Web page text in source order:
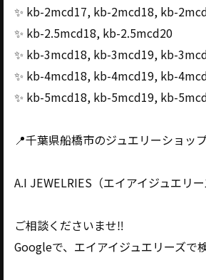
✨ kb-2mcd17, kb-2mcd18, kb-
✨ kb-2.5mcd18, kb-2.5mcd20
✨ kb-3mcd18, kb-3mcd19, kb-
✨ kb-4mcd18, kb-4mcd19, kb-
✨ kb-5mcd18, kb-5mcd19, kb-
📍千葉県船橋市のジュエリーショッ
A.I JEWELRIES（エイアイジュエリ
ご相談くださいませ‼️
Googleで、エイアイジュエリーズで